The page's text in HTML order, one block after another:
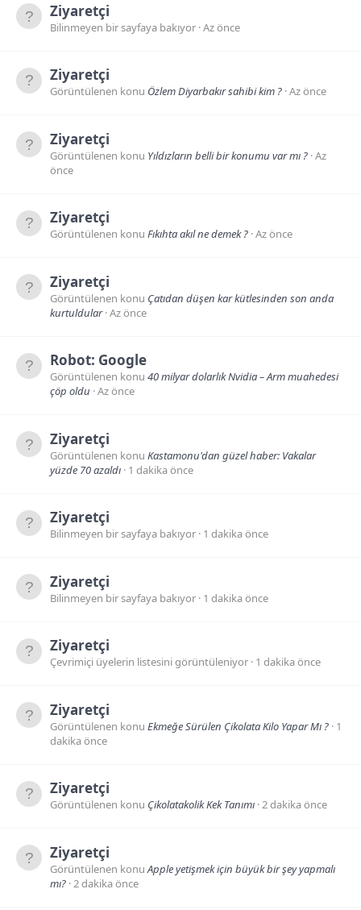
Ziyaretçi
Bilinmeyen bir sayfaya bakıyor Az önce
Ziyaretçi
Görüntülenen konu Özlem Diyarbakır sahibi kim ? Az önce
Ziyaretçi
Görüntülenen konu Yıldızların belli bir konumu var mı ? Az
önce
Ziyaretçi
Görüntülenen konu Fıkıhta akıl ne demek ? Az önce
Ziyaretçi
Görüntülenen konu Çatıdan düşen kar kütlesinden son anda
kurtuldular Az önce
Robot: Google
Görüntülenen konu 40 milyar dolarlık Nvidia – Arm muahedesi
çöp oldu Az önce
Ziyaretçi
Görüntülenen konu Kastamonu'dan güzel haber: Vakalar
yüzde 70 azaldı 1 dakika önce
Ziyaretçi
Bilinmeyen bir sayfaya bakıyor 1 dakika önce
Ziyaretçi
Bilinmeyen bir sayfaya bakıyor 1 dakika önce
Ziyaretçi
Çevrimiçi üyelerin listesini görüntüleniyor 1 dakika önce
Ziyaretçi
Görüntülenen konu Ekmeğe Sürülen Çikolata Kilo Yapar Mı ? 1
dakika önce
Ziyaretçi
Görüntülenen konu Çikolatakolik Kek Tanımı 2 dakika önce
Ziyaretçi
Görüntülenen konuApple yetişmek için büyük bir şey yapmalı
mı? 2 dakika önce